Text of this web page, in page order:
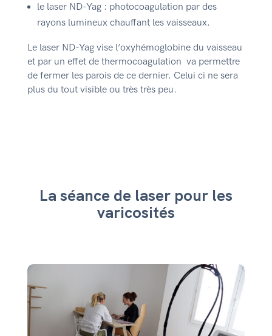
le laser ND-Yag : photocoagulation par des
rayons lumineux chauffant les vaisseaux.
Le laser ND-Yag vise l’oxyhémoglobine du vaisseau
et par un effet de thermocoagulation va permettre
de fermer les parois de ce dernier. Celui ci ne sera
plus du tout visible ou très très peu.
La séance de laser pour les
varicosités